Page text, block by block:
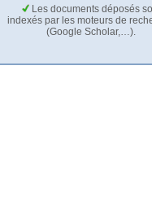
Les documents déposés
indexés par les moteurs de
(Google Scholar,…).